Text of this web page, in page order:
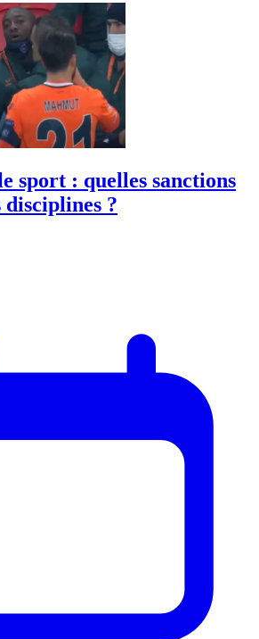
sport : quelles sanctions
disciplines ?